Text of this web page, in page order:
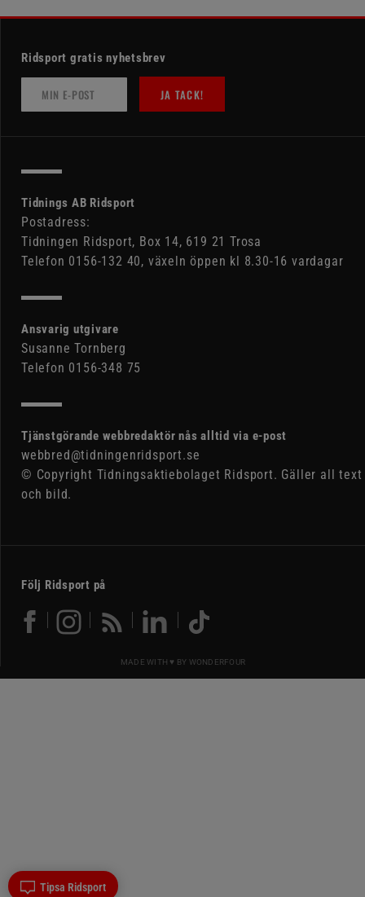
Tipsa Ridsport
Ridsport gratis nyhetsbrev
JA TACK!
Tidnings AB Ridsport
Postadress:
Tidningen Ridsport, Box 14, 619 21 Trosa
Telefon 0156-132 40, växeln öppen kl 8.30-16 vardagar
Ansvarig utgivare
Susanne Tornberg
Telefon 0156-348 75
Tjänstgörande webbredaktör nås alltid via e-post
webbred@tidningenridsport.se
© Copyright Tidningsaktiebolaget Ridsport. Gäller all text
och bild.
Följ Ridsport på
MADE WITH ♥ BY WONDERFOUR